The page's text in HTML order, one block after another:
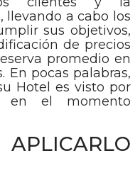
llevando a cabo los
sus objetivos,
de precios
promedio en
En pocas palabras,
Hotel es visto por
en el momento